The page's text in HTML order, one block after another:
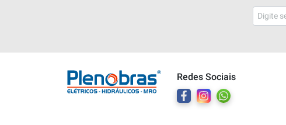
Redes Sociais
Bem vindo a Plenobras! Aqui você
encontra toda a linha de materiais